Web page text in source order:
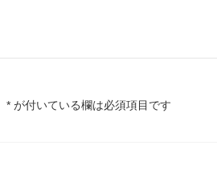
* が付いている欄は必須項目です